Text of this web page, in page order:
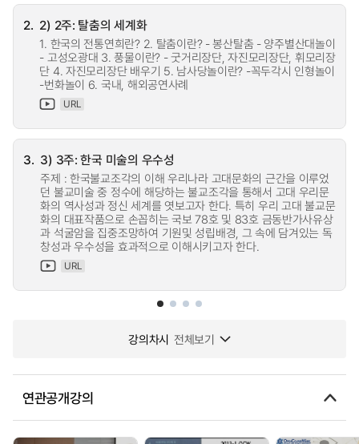
2. 2) 2주: 탈춤의 세계화
1. 한국의 전통연희란? 2. 탈춤이란? - 봉산탈춤 - 양주별산대놀이
- 고성오광대 3. 풍물이란? - 굿거리장단, 자진모리장단, 휘모리장
단 4. 자진모리장단 배우기 5. 남사당놀이란? -꼭두각시 인형놀이
-번화놀이 6. 국내, 해외공연사례
URL
3. 3) 3주: 한국 미술의 우수성
주제 : 한국불교조각의 이해 우리나라 고대문화의 근간을 이루었
던 불교미술 중 정수에 해당하는 불교조각을 통해서 고대 우리문
화의 역사성과 정신 세계를 엿보고자 한다. 특히 우리 고대 불교문
화의 대표작품으로 손꼽히는 국보 78호 및 83호 금동반가사유상
과 석굴암을 집중조망하여 기원및 성립배경, 그 속에 담겨있는 독
창성과 우수성을 효과적으로 이해시키고자 한다.
URL
강의차시 전체보기
연관공개강의